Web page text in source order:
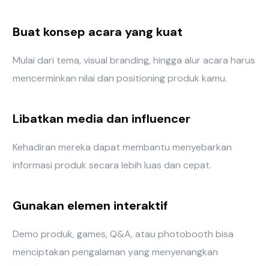
Buat konsep acara yang kuat
Mulai dari tema, visual branding, hingga alur acara harus
mencerminkan nilai dan positioning produk kamu.
Libatkan media dan influencer
Kehadiran mereka dapat membantu menyebarkan
informasi produk secara lebih luas dan cepat.
Gunakan elemen interaktif
Demo produk, games, Q&A, atau photobooth bisa
menciptakan pengalaman yang menyenangkan